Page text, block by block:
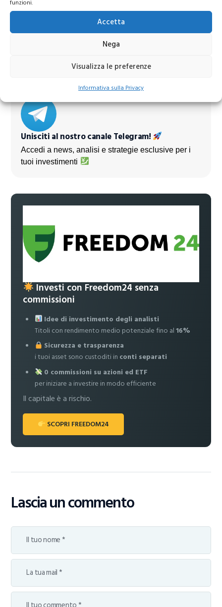
funzioni.
Accetta
Nega
Visualizza le preferenze
Informativa sulla Privacy
Azioni Bance Europee
Azioni banche europee da mettere nel mirino nei
Unisciti al nostro canale Telegram!
Accedi a news, analisi e strategie esclusive per i
tuoi investimenti
Investi con Freedom24 senza
commissioni
Idee di investimento degli analisti
Titoli con rendimento medio potenziale fino al16%
Sicurezza e trasparenza
i tuoi asset sono custoditi in conti separati
0 commissioni su azioni ed ETF
per iniziare a investire in modo efficiente
Il capitale è a rischio.
SCOPRI FREEDOM24
Lascia un commento